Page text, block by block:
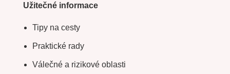
Užitečné informace
Tipy na cesty
Praktické rady
Válečné a rizikové oblasti